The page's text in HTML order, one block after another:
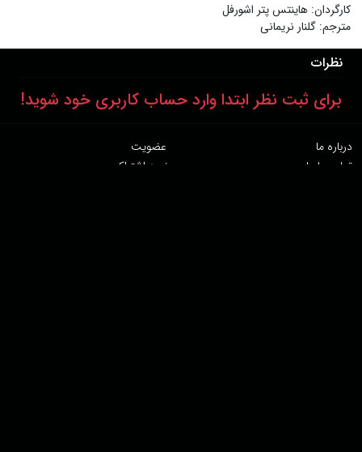
کارگردان: هاینتس پتر اشورفل
مترجم: گلنار نریمانی
نظرات
برای ثبت نظر ابتدا وارد حساب کاربری خود شوید!
درباره ما
تماس با ما
عضویت
خرید اشتراک